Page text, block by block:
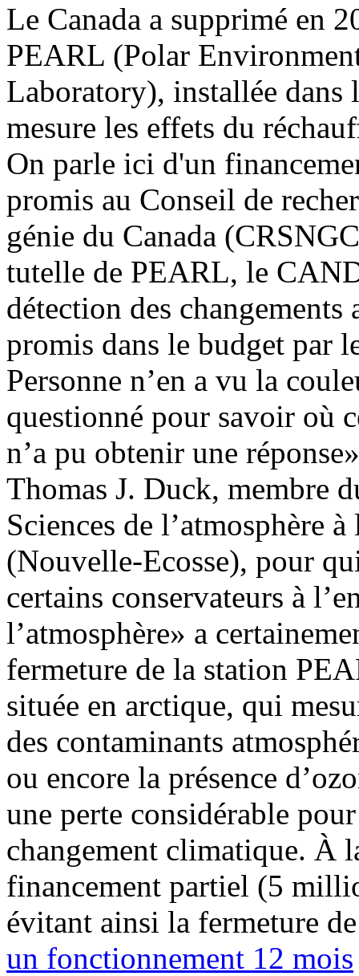
Le Canada a supprimé en
PEARL (Polar
Laboratory), installée dans
mesure les effets du
On parle ici d'un
promis au Conseil de
génie du Canada
tutelle de PEARL, le
détection des changements
promis dans le budget par
Personne n’en a vu la
questionné pour savoir où
n’a pu obtenir une
Thomas J. Duck, membre
Sciences de l’atmosphère
(Nouvelle-Ecosse), pour
certains conservateurs à
l’atmosphère» a
fermeture de la station
située en arctique, qui
des contaminants
ou encore la présence
une perte considérable
changement climatique. À
financement partiel (5
évitant ainsi la fermeture
un fonctionnement 12 mois